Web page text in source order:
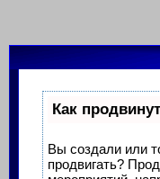
Как
Вы создали или
продвигать?